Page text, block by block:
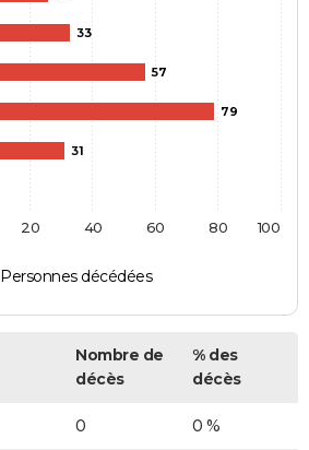
33
57
79
31
Personnes décédées
20 40 60 80 100
Nombre de
décès
% des
décès
0 0 %